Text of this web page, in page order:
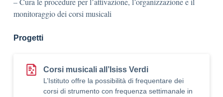
monitoraggio dei corsi musicali
Progetti
Corsi musicali all’Isiss Verdi
L’Istituto offre la possibilità di frequentare dei
corsi di strumento con frequenza settimanale in